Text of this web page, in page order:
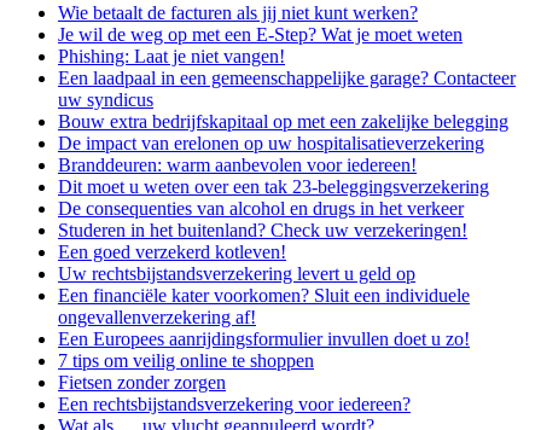
Wie betaalt de facturen als jij niet kunt werken?
Je wil de weg op met een E-Step? Wat je moet weten
Phishing: Laat je niet vangen!
Een laadpaal in een gemeenschappelijke garage? Contacteer
uw syndicus
Bouw extra bedrijfskapitaal op met een zakelijke belegging
De impact van erelonen op uw hospitalisatieverzekering
Branddeuren: warm aanbevolen voor iedereen!
Dit moet u weten over een tak 23-beleggingsverzekering
De consequenties van alcohol en drugs in het verkeer
Studeren in het buitenland? Check uw verzekeringen!
Een goed verzekerd kotleven!
Uw rechtsbijstandsverzekering levert u geld op
Een financiële kater voorkomen? Sluit een individuele
ongevallenverzekering af!
Een Europees aanrijdingsformulier invullen doet u zo!
7 tips om veilig online te shoppen
Fietsen zonder zorgen
Een rechtsbijstandsverzekering voor iedereen?
Wat als … uw vlucht geannuleerd wordt?